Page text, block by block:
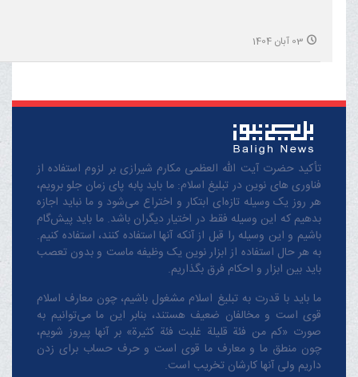
03 آبان 1404
تأکید حضرت آیت الله العظمی مکارم شیرازی بر لزوم استفاده از
فناوری های نوین در تبلیغ اسلام: ما باید پابه پای زمان جلو برویم،
هر روز یک وسیله تازه‌ای ابتکار و اختراع می‌شود و ما نباید اجازه
بدهیم که این وسیله فقط در اختیار دیگران باشد. ما باید پیش‌گام
باشیم و این وسیله را قبل از آنکه آنها استفاده کنند، استفاده کنیم.
به هر حال استفاده از ابزار نوین یک وظیفه ماست و بدون تعصب
باید بین ابزار و احکام فرق بگذاریم.
ما باید با قدرت به تبلیغ اسلام مشغول باشیم، چون معارف اسلام
قوی است و مخالفان ضعیف هستند، بنابر این ما می‌توانیم به
صورت «کم من فئة قلیلة غلبت فئة کثیرة» بر آنها پیروز شویم،
چون منطق‌ ما و معارف ‌ما قوی است و حرف حساب برای زدن
داریم ولی آنها کارشان تخریب است.